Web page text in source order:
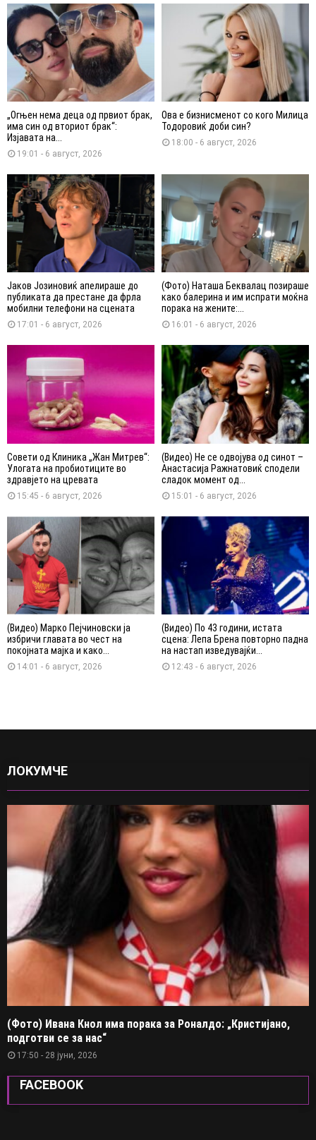
„Огњен нема деца од првиот брак,
има син од вториот брак“:
Изјавата на...
19:01 - 6 август, 2026
Ова е бизнисменот со кого Милица
Тодоровиќ доби син?
18:00 - 6 август, 2026
Јаков Јозиновиќ апелираше до
публиката да престане да фрла
мобилни телефони на сцената
17:01 - 6 август, 2026
(Фото) Наташа Беквалац позираше
како балерина и им испрати моќна
порака на жените:...
16:01 - 6 август, 2026
Совети од Клиника „Жан Митрев“:
Улогата на пробиотиците во
здравјето на цревата
15:45 - 6 август, 2026
(Видео) Не се одвојува од синот –
Анастасија Ражнатовиќ сподели
сладок момент од...
15:01 - 6 август, 2026
(Видео) Марко Пејчиновски ја
избричи главата во чест на
покојната мајка и како...
14:01 - 6 август, 2026
(Видео) По 43 години, истата
сцена: Лепа Брена повторно падна
на настап изведувајќи...
12:43 - 6 август, 2026
ЛОКУМЧЕ
(Фото) Ивана Кнол има порака за Роналдо: „Кристијано,
подготви се за нас“
17:50 - 28 јуни, 2026
FACEBOOK